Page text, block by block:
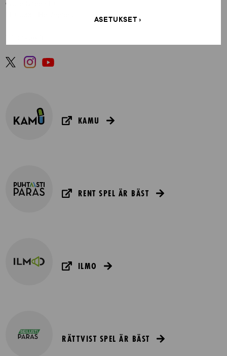
ASETUKSET
Gjuterivägen 10
KAMU
RENT SPEL ÄR BÄST
ILMO
RÄTTVIST SPEL ÄR BÄST